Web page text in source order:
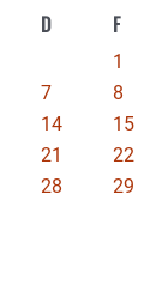
D F
1
7 8
14 15
21 22
28 29